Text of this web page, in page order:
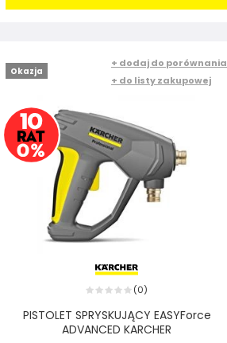
Okazja
+ dodaj do porównania
+ do listy zakupowej
(0)
PISTOLET SPRYSKUJĄCY EASYForce
ADVANCED KARCHER